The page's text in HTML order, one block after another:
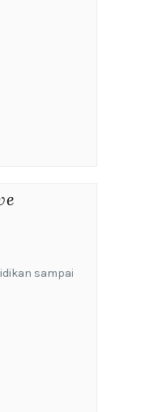
sampai